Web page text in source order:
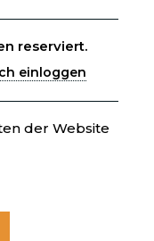
reserviert.
einloggen
der Website